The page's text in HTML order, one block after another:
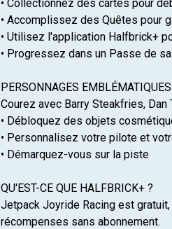
• Collectionnez des cartes pour
• Accomplissez des Quêtes pour
• Utilisez l'application Halfbrick+
• Progressez dans un Passe de
PERSONNAGES
Courez avec Barry Steakfries,
• Débloquez des objets
• Personnalisez votre pilote et
• Démarquez-vous sur la piste
QU'EST-CE QUE HALFBRICK+ ?
Jetpack Joyride Racing est
récompenses sans abonnement.